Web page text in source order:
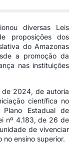
diversas Leis
proposições dos
do Amazonas
a promoção da
nas instituições
2024, de autoria
científica no
Estadual de
nº 4.183, de 26 de
de vivenciar
ensino superior.